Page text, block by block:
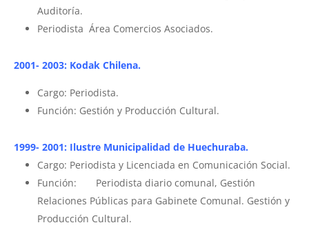
Auditoría.
Periodista Área Comercios Asociados.
2001- 2003: Kodak Chilena.
Cargo: Periodista.
Función: Gestión y Producción Cultural.
1999- 2001: Ilustre Municipalidad de Huechuraba.
Cargo: Periodista y Licenciada en Comunicación Social.
Función: Periodista diario comunal, Gestión
Relaciones Públicas para Gabinete Comunal. Gestión y
Producción Cultural.